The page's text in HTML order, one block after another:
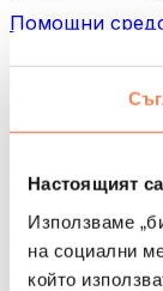
Настоящият
Използваме
на социални
който
Помощни
Инструменти
Масажни
Чанти и
Чанти за фитнес
Раници
Аксесоари